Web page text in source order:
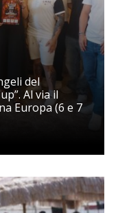
del
Al via il
Europa (6 e 7